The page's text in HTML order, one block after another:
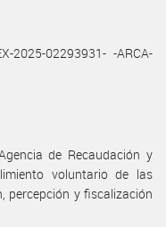
2025-02293931- -ARCA-
de Recaudación y
voluntario de las
percepción y fiscalización